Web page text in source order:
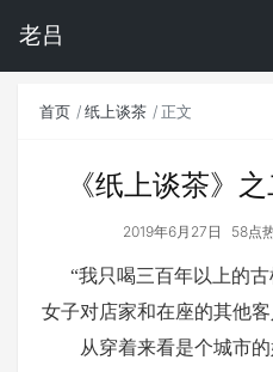
老吕
首页 纸上谈茶 正文
《纸上谈茶》
2019年6月27日 58点
“我只喝三百年以上的
女子对店家和在座的其他客
从穿着来看是个城市